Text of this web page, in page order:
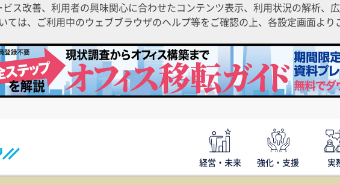
ス改善、利用者の興味関心に合わせたコンテンツ表示、利用状況の解析、
は、ご利用中のウェブブラウザのヘルプ等をご確認の上、各設定画面よ
経営・未来 強化・支援 実